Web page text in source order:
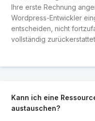
Ihre erste Rechnung
Wordpress-Entwickler
entscheiden, nicht
vollständig
Kann ich eine
austauschen?